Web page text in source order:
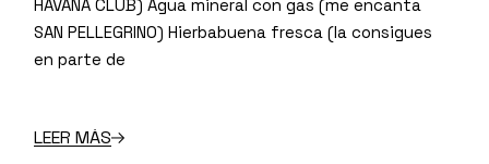
HAVANA CLUB) Agua mineral con gas (me encanta
SAN PELLEGRINO) Hierbabuena fresca (la consigues
en parte de
LEER MÁS